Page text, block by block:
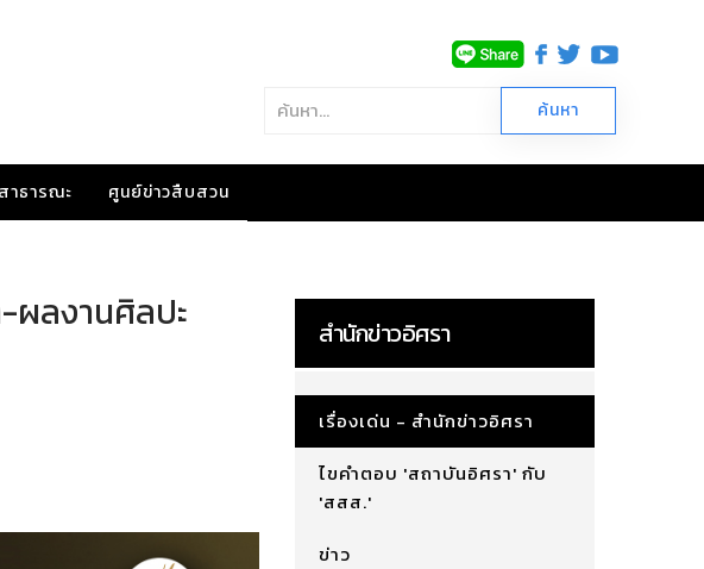
าธารณะ ศูนย์ข่าวสืบสวน
ผลงานศิลปะ สำนักข่าวอิศรา
เรื่องเด่น - สำนักข่าวอิศรา
ไขคำตอบ 'สถาบันอิศรา' กับ
'สสส.'
ข่าว